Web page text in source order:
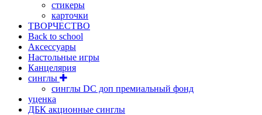
стикеры
карточки
ТВОРЧЕСТВО
Back to school
Аксессуары
Настольные игры
Канцелярия
синглы
синглы DC доп премиальный фонд
уценка
ДБК акционные синглы